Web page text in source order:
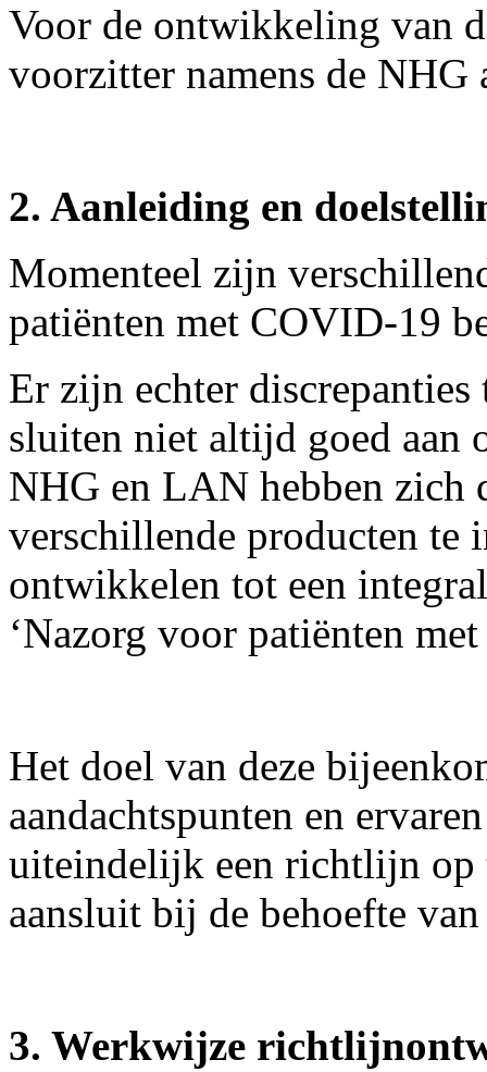
Voor de ontwikkeling van
voorzitter namens de NHG
2. Aanleiding en
Momenteel zijn
patiënten met COVID-19
Er zijn echter discrepanties
sluiten niet altijd goed aan
NHG en LAN hebben zich
verschillende producten te
ontwikkelen tot een
‘Nazorg voor patiënten
Het doel van deze
aandachtspunten en
uiteindelijk een richtlijn op
aansluit bij de behoefte
3. Werkwijze